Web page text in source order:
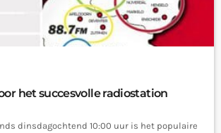
het succesvolle radiostation
dinsdagochtend 10:00 uur is het populaire